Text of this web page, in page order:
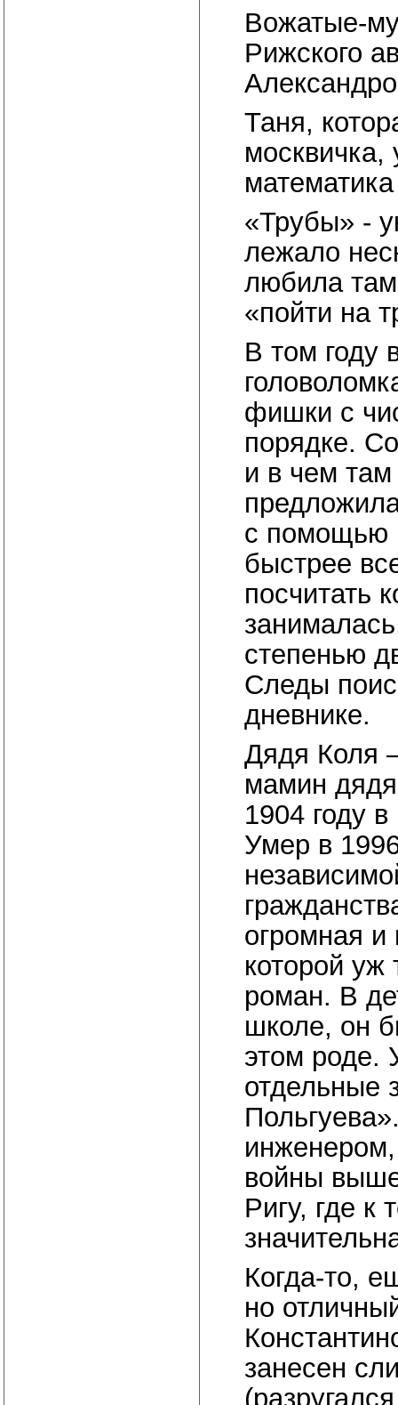
Вожатые-
Рижского
Таня,
«Трубы» -
лежало
любила
«пойти на
В том году
фишки с
порядке.
и в чем
с помощью
быстрее
посчитать
степенью
Следы
дневнике.
Дядя Коля
мамин
1904 году
Умер в
огромная
которой
роман. В
школе, он
этом роде.
отдельные
войны
Ригу, где к
Когда-то,
но
занесен